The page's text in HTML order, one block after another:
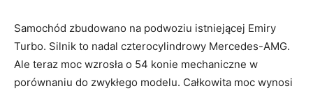
Samochód zbudowano na podwoziu istniejącej Emiry
Turbo. Silnik to nadal czterocylindrowy Mercedes-AMG.
Ale teraz moc wzrosła o 54 konie mechaniczne w
porównaniu do zwykłego modelu. Całkowita moc wynosi